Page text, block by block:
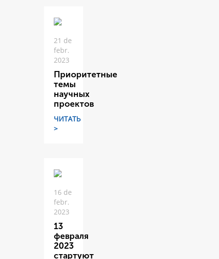
21 de
febr.
2023
Приоритетные
темы
научных
проектов
ЧИТАТЬ
>
16 de
febr.
2023
13
февраля
2023
стартуют